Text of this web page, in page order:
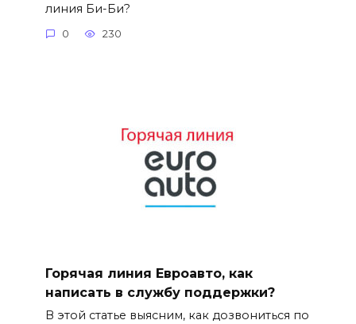
линия Би-Би?
0 230
Горячая линия Евроавто, как
написать в службу поддержки?
В этой статье выясним, как дозвониться по